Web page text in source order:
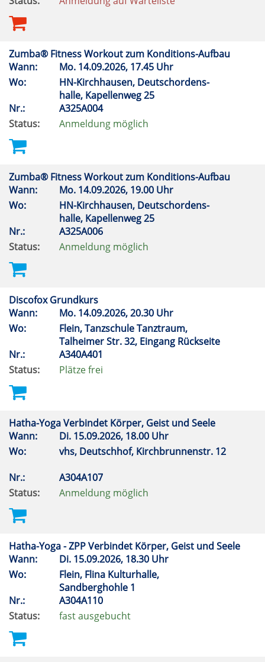
Zumba® Fitness Workout zum Konditions-Aufbau
Wann:
Mo. 14.09.2026, 17.45 Uhr
Wo:
HN-Kirchhausen, Deutschordens-
halle, Kapellenweg 25
Nr.:
A325A004
Status:
Anmeldung möglich
Zumba® Fitness Workout zum Konditions-Aufbau
Wann:
Mo. 14.09.2026, 19.00 Uhr
Wo:
HN-Kirchhausen, Deutschordens-
halle, Kapellenweg 25
Nr.:
A325A006
Status:
Anmeldung möglich
Discofox Grundkurs
Wann:
Mo. 14.09.2026, 20.30 Uhr
Wo:
Flein, Tanzschule Tanztraum,
Talheimer Str. 32, Eingang Rückseite
Nr.:
A340A401
Status:
Plätze frei
Hatha-Yoga Verbindet Körper, Geist und Seele
Wann:
Di. 15.09.2026, 18.00 Uhr
Wo:
vhs, Deutschhof, Kirchbrunnenstr. 12
Nr.:
A304A107
Status:
Anmeldung möglich
Hatha-Yoga - ZPP Verbindet Körper, Geist und Seele
Wann:
Di. 15.09.2026, 18.30 Uhr
Wo:
Flein, Flina Kulturhalle,
Sandberghohle 1
Nr.:
A304A110
Status:
fast ausgebucht